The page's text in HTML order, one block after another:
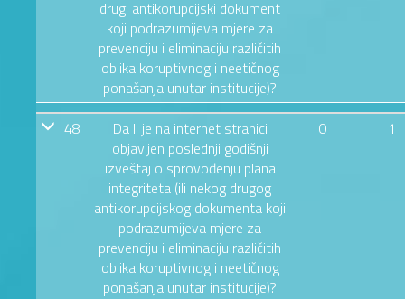
drugi antikorupcijski dokument
koji podrazumijeva mjere za
prevenciju i eliminaciju različitih
oblika koruptivnog i neetičnog
ponašanja unutar institucije)?
48
Da li je na internet stranici
objavljen poslednji godišnji
izveštaj o sprovođenju plana
integriteta (ili nekog drugog
antikorupcijskog dokumenta koji
podrazumijeva mjere za
prevenciju i eliminaciju različitih
oblika koruptivnog i neetičnog
ponašanja unutar institucije)?
0 1